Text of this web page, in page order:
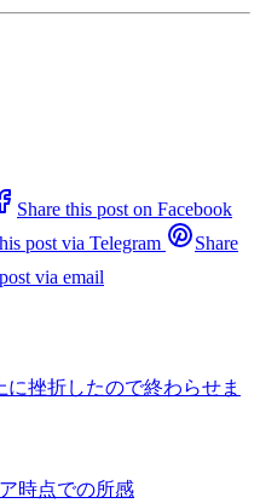
Share this post on Facebook
post via Telegram
Share
via email
挫折したので終わらせま
時点での所感